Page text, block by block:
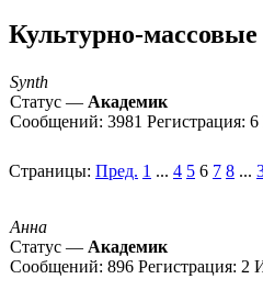
Культурно-
Synth
Статус — Академик
Сообщений: 3981 Регистрация: 6
Страницы: Пред. 1 ... 4 5 6 7 8 ...
Анна
Статус — Академик
Сообщений: 896 Регистрация: 2